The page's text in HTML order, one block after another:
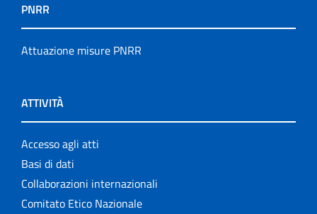
PNRR
Attuazione misure PNRR
ATTIVITÀ
Accesso agli atti
Basi di dati
Collaborazioni internazionali
Comitato Etico Nazionale